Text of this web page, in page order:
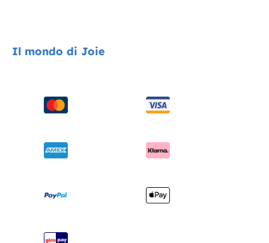
Seggiolini auto
Seggioloni
Lettini e culle
Spedizione e resi
Garanzia
Mappa del sito
Il mondo di Joie
Chi siamo
Riconoscimenti
Registra il tuo prodotto